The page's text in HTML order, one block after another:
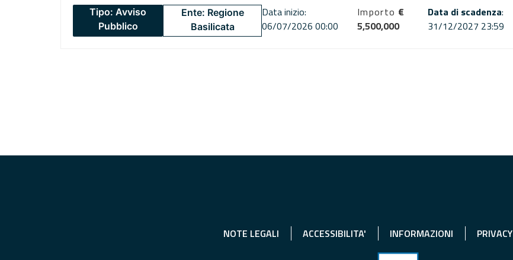
Tipo: Avviso
Pubblico
Ente: Regione
Basilicata
Data inizio:
06/07/2026 00:00
Importo €
5,500,000
Data di scadenza:
31/12/2027 23:59
NOTE LEGALI ACCESSIBILITA' INFORMAZIONI PRIVACY